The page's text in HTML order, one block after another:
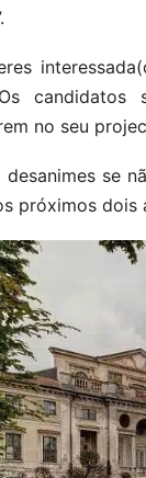
candidatos
no seu
desanimes se
próximos dois